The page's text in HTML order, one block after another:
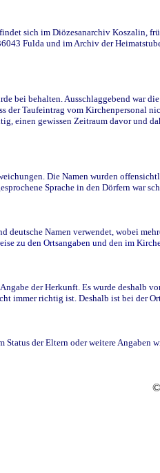
sich im Diözesanarchiv Koszalin,
Fulda und im Archiv der
bei behalten. Ausschlaggebend war
der Taufeintrag vom Kirchenpersonal
einen gewissen Zeitraum davor und
Die Namen wurden
Sprache in den Dörfern war
Namen verwendet, wobei
zu den Ortsangaben und den im
der Herkunft. Es wurde deshalb
immer richtig ist. Deshalb ist bei der
der Eltern oder weitere Angaben
©